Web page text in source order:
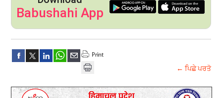
Babushahi App
← ਪਿਛੇ ਪਰਤੋ